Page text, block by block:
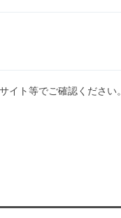
ト等でご確認ください。